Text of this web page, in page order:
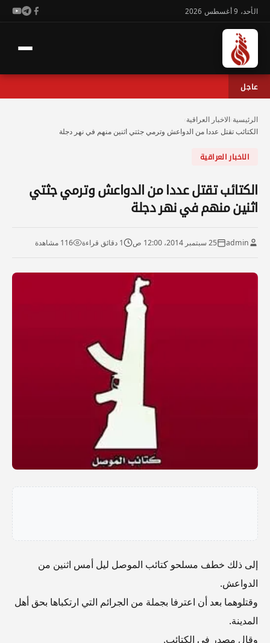
الأحد، 9 أغسطس 2026
عاجل
الرئيسية الاخبار العراقية
الكتائب تقتل عددا من الدواعش وترمي جثتي اثنين منهم في نهر دجلة
الاخبار العراقية
الكتائب تقتل عددا من الدواعش وترمي جثتي
اثنين منهم في نهر دجلة
admin 25 سبتمبر 2014، 12:00 ص 1 دقائق قراءة 116 مشاهدة
إلى ذلك خطف مسلحو كتائب الموصل ليل أمس اثنين من
الدواعش.
وقتلوهما بعد أن اعترفا بجملة من الجرائم التي ارتكباها بحق أهل
المدينة.
وقال مصدر في الكتائب.